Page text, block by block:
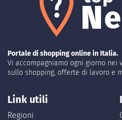
Portale di shopping online in Italia.
Vi accompagniamo ogni giorno
sullo shopping, offerte di lavoro e
Link utili
Regioni